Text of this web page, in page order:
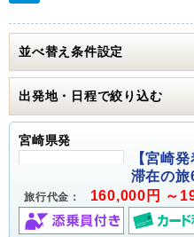
並べ替え条件設定
出発地・日程で絞り込む
宮崎県発
【宮崎
滞在の旅
旅行代金： 160,000円 ～